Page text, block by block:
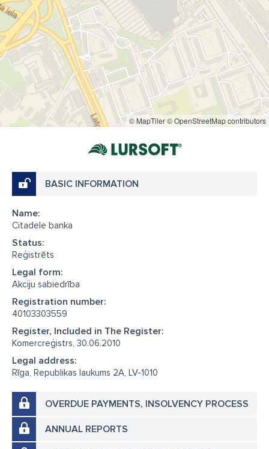
© MapTiler© OpenStreetMap contributors
BASIC INFORMATION
Name:
Citadele banka
Status:
Reģistrēts
Legal form:
Akciju sabiedrība
Registration number:
40103303559
Register, Included in The Register:
Komercreģistrs, 30.06.2010
Legal address:
Rīga, Republikas laukums 2A, LV-1010
OVERDUE PAYMENTS, INSOLVENCY PROCESS
ANNUAL REPORTS